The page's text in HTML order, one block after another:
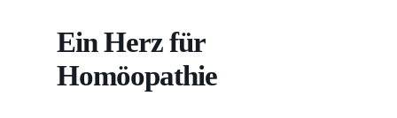
Ein Herz für
Homöopathie